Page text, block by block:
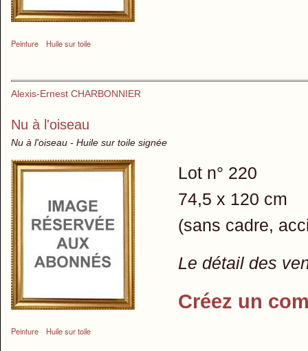
Peinture Huile sur toile
Alexis-Ernest CHARBONNIER
Nu à l'oiseau
Nu à l'oiseau - Huile sur toile signée
Peinture Huile sur toile
Lot n° 220
74,5 x 120 cm
(sans cadre,
Le détail des
Créez un